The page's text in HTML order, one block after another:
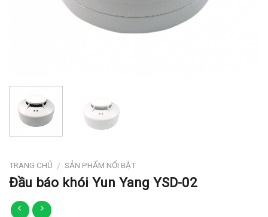
TRANG CHỦ / SẢN PHẨM NỔI BẬT
Đầu báo khói Yun Yang YSD-02